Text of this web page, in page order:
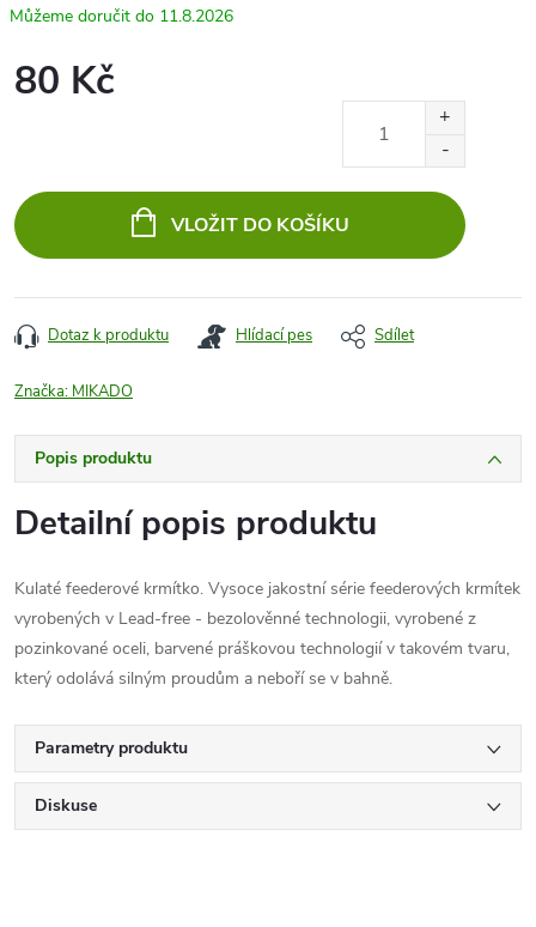
11.8.2026
80 Kč
VLOŽIT DO KOŠÍKU
Dotaz k produktu Hlídací pes Sdílet
Značka: MIKADO
Popis produktu
Detailní popis produktu
Kulaté feederové krmítko. Vysoce jakostní série feederových krmítek
vyrobených v Lead-free - bezolověnné technologii, vyrobené z
pozinkované oceli, barvené práškovou technologií v takovém tvaru,
který odolává silným proudům a neboří se v bahně.
Parametry produktu
Diskuse